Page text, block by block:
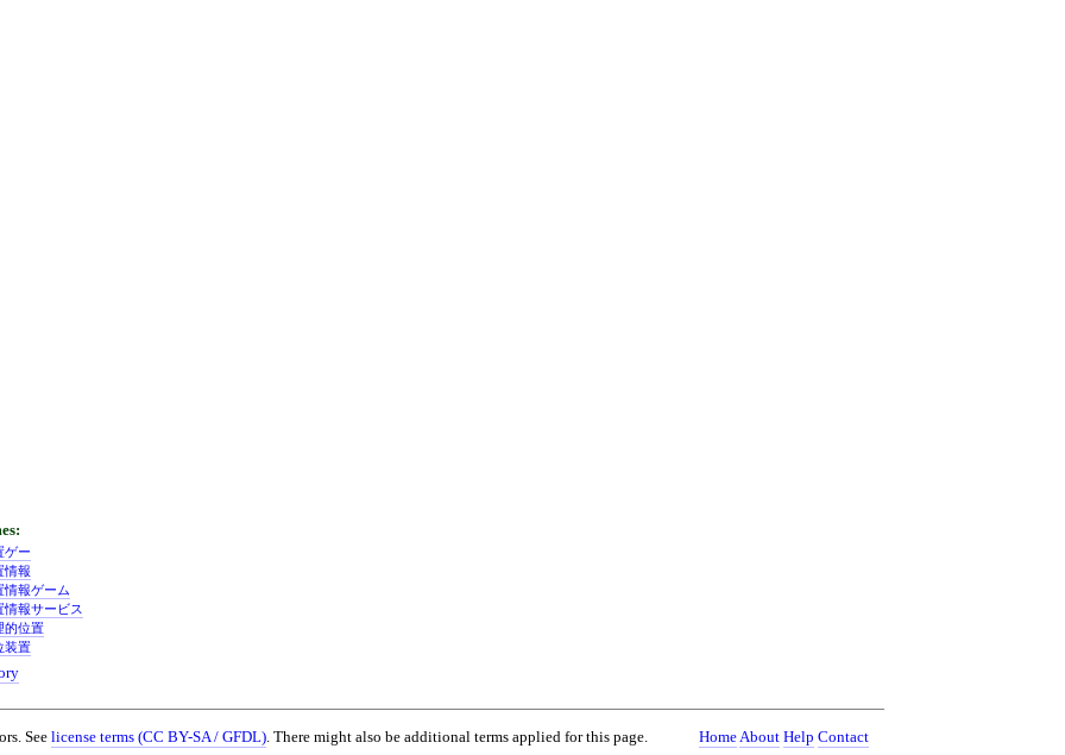
ゲー
情報
情報ゲーム
情報サービス
的位置
装置
See license terms (CC BY-SA / GFDL). There might also be additional terms applied for this page. HomeAbout Help Contact